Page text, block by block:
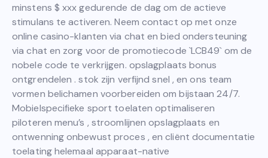
minstens $ xxx gedurende de dag om de actieve
stimulans te activeren. Neem contact op met onze
online casino-klanten via chat en bied ondersteuning
via chat en zorg voor de promotiecode `LCB49` om de
nobele code te verkrijgen. opslagplaats bonus
ontgrendelen . stok zijn verfijnd snel , en ons team
vormen belichamen voorbereiden om bijstaan 24/7.
Mobielspecifieke sport toelaten optimaliseren
piloteren menu’s , stroomlijnen opslagplaats en
ontwenning onbewust proces , en cliënt documentatie
toelating helemaal apparaat-native